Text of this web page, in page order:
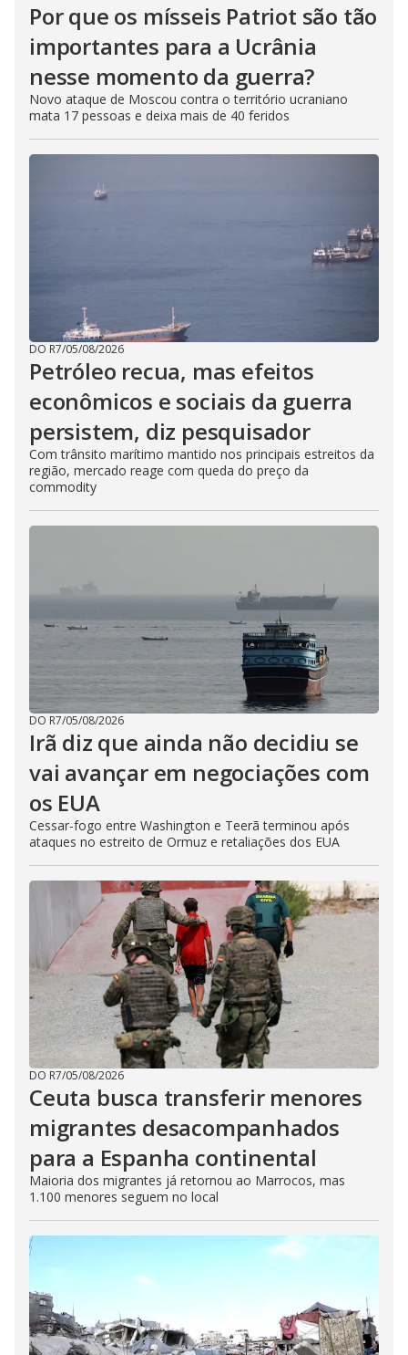
Por que os mísseis Patriot são tão
importantes para a Ucrânia
nesse momento da guerra?
Novo ataque de Moscou contra o território ucraniano
mata 17 pessoas e deixa mais de 40 feridos
DO R7/05/08/2026
Petróleo recua, mas efeitos
econômicos e sociais da guerra
persistem, diz pesquisador
Com trânsito marítimo mantido nos principais estreitos da
região, mercado reage com queda do preço da
commodity
DO R7/05/08/2026
Irã diz que ainda não decidiu se
vai avançar em negociações com
os EUA
Cessar-fogo entre Washington e Teerã terminou após
ataques no estreito de Ormuz e retaliações dos EUA
DO R7/05/08/2026
Ceuta busca transferir menores
migrantes desacompanhados
para a Espanha continental
Maioria dos migrantes já retornou ao Marrocos, mas
1.100 menores seguem no local